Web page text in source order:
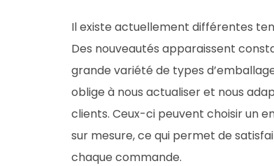
Il existe actuellement différentes
Des nouveautés apparaissent
grande variété de types
oblige à nous actualiser et nous
clients. Ceux-ci peuvent choisir un
sur mesure, ce qui permet de
chaque commande.